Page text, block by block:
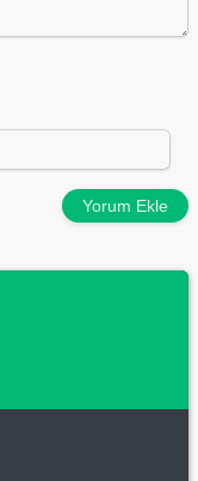
Yorum Ekle